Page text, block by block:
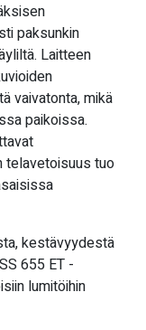
paksunkin
Laitteen
vaivatonta, mikä
paikoissa.
telavetoisuus tuo
kestävyydestä
655 ET -
lumitöihin